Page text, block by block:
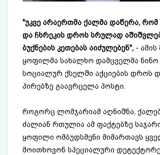
"უკვე არაერთმა ქალმა დაწერა, რომ
და ჩხრეკის დროს სრულად
ბუქნების კეთებას აიძულებენ", - ამის
ყოფილმა სახალხო დამცველმა
სოციალურ ქსელში აქციების დროს
პირებზე გაავრცელა პოსტი.
როგორც ლომჯარიამ აღნიშნა,
ძალიან რთულია ამ ფაქტებზე
ყოფილი ომბუდსმენი მიმართავს
მოითხოვონ სპეციალური